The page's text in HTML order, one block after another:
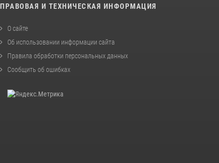
ПРАВОВАЯ И ТЕХНИЧЕСКАЯ ИНФОРМАЦИЯ
О сайте
Об использовании информации сайта
Правила обработки персональных данных
Сообщить об ошибках